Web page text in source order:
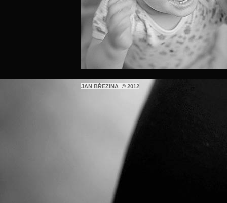
JAN BŘEZINA © 2012